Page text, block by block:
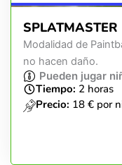
SPLATMASTER
Modalidad de
no hacen daño.
Pueden jugar
Tiempo: 2 horas
Precio: 18 € por